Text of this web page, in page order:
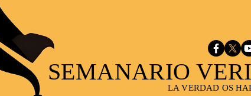
LA VERDAD OS
SEMANARIO